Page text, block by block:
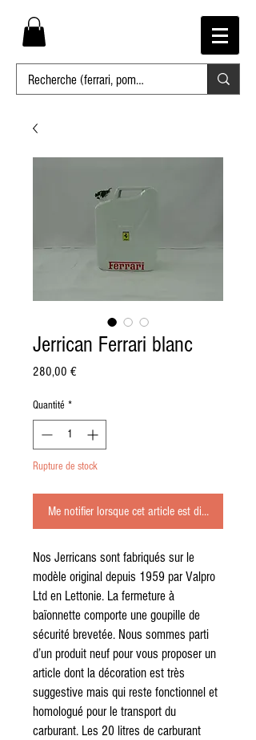
Jerrican Ferrari blanc
280,00 €Prix
Quantité *
Rupture de stock
Me notifier lorsque cet article est disponible
Nos Jerricans sont fabriqués sur le
modèle original depuis 1959 par Valpro
Ltd en Lettonie. La fermeture à
baïonnette comporte une goupille de
sécurité brevetée. Nous sommes parti
d’un produit neuf pour vous proposer un
article dont la décoration est très
suggestive mais qui reste fonctionnel et
homologué pour le transport du
carburant. Les 20 litres de carburant